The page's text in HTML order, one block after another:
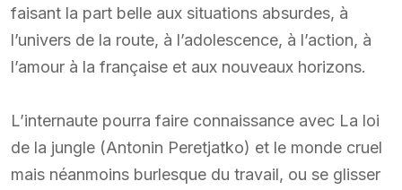
faisant la part belle aux situations absurdes, à
l’univers de la route, à l’adolescence, à l’action, à
l’amour à la française et aux nouveaux horizons.
L’internaute pourra faire connaissance avec La loi
de la jungle (Antonin Peretjatko) et le monde cruel
mais néanmoins burlesque du travail, ou se glisser